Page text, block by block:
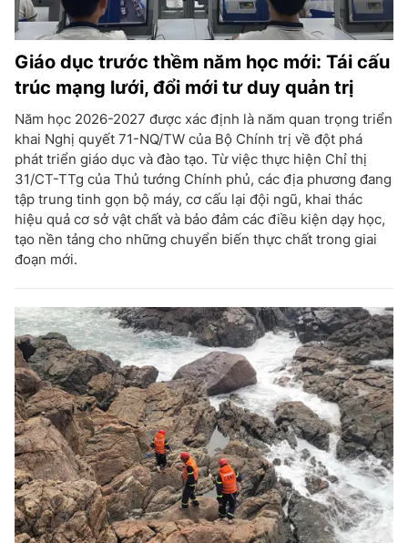
Giáo dục trước thềm năm học mới: Tái cấu
trúc mạng lưới, đổi mới tư duy quản trị
Năm học 2026-2027 được xác định là năm quan trọng triển
khai Nghị quyết 71-NQ/TW của Bộ Chính trị về đột phá
phát triển giáo dục và đào tạo. Từ việc thực hiện Chỉ thị
31/CT-TTg của Thủ tướng Chính phủ, các địa phương đang
tập trung tinh gọn bộ máy, cơ cấu lại đội ngũ, khai thác
hiệu quả cơ sở vật chất và bảo đảm các điều kiện dạy học,
tạo nền tảng cho những chuyển biến thực chất trong giai
đoạn mới.